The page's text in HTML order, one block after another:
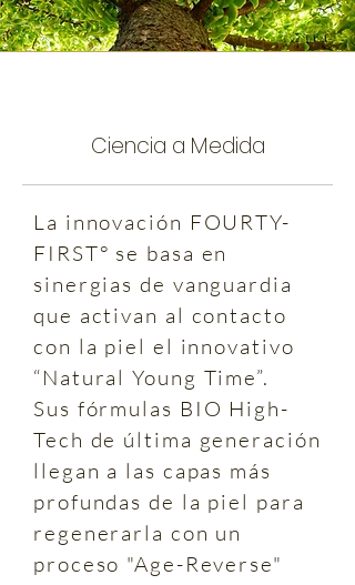
Ciencia a Medida
La innovación FOURTY-
FIRST° se basa en
sinergias de vanguardia
que activan al contacto
con la piel el innovativo
“Natural Young Time”.
Sus fórmulas BIO High-
Tech de última generación
llegan a las capas más
profundas de la piel para
regenerarla con un
proceso "Age-Reverse"